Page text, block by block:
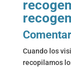
Cuando los
recopilamos